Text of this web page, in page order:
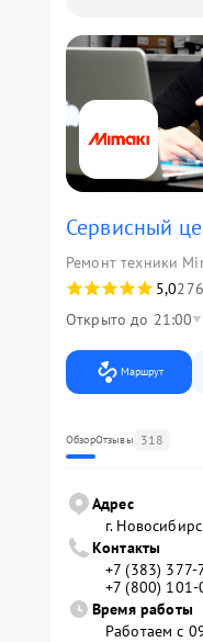
Сервисный
Ремонт техники
5,0
Открыто до 21:00
Маршрут
ОбзорОтзывы 318
Адрес
г.
Контакты
+7 (383) 377-
+7 (800)
Время работы
Работаем с